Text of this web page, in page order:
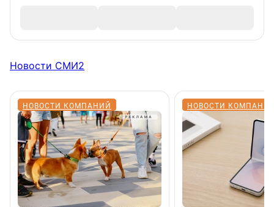
Новости СМИ2
НОВОСТИ КОМПАНИЙ НОВОСТИ